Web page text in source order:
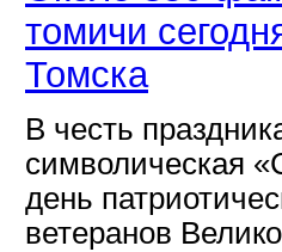
томичи
Томска
В честь
символическая
день
ветеранов